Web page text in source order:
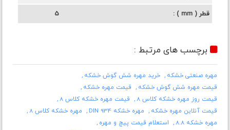
قطر ( mm ) 5
برچسب های مرتبط :
مهره صنعتی خشکه
خرید مهره شش گوش خشکه
قیمت مهره شش گوش خشکه
قیمت مهره خشکه
قیمت روز مهره خشکه کلاس 8
قیمت مهره خشکه کلاس 8
قیمت آنلاین مهره خشکه
مهره خشکه DIN 934
مهره خشکه کلاس 8
مهره خشکه 8.8
استعلام قیمت پیچ و مهره